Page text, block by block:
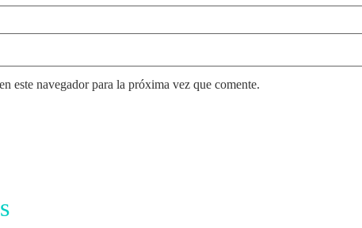
este navegador para la próxima vez que comente.